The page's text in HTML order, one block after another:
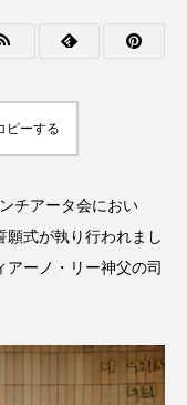
ピーする
チアータ会におい
願式が執り行われまし
ーノ・リー神父の司